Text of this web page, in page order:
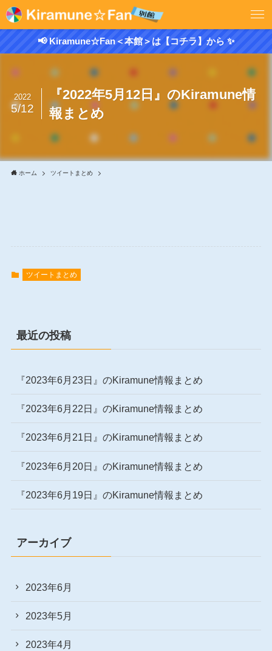
📢 Kiramune☆Fan＜本館＞は【コチラ】から ✨
『2022年5月12日』のKiramune情
報まとめ
2022
5/12
ホーム ツイートまとめ
ツイートまとめ
最近の投稿
『2023年6月23日』のKiramune情報まとめ
『2023年6月22日』のKiramune情報まとめ
『2023年6月21日』のKiramune情報まとめ
『2023年6月20日』のKiramune情報まとめ
『2023年6月19日』のKiramune情報まとめ
アーカイブ
2023年6月
2023年5月
2023年4月